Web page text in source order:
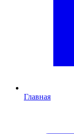
Главная